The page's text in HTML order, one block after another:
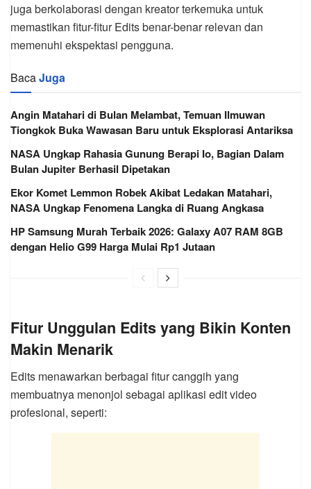
juga berkolaborasi dengan kreator terkemuka untuk
memastikan fitur-fitur Edits benar-benar relevan dan
memenuhi ekspektasi pengguna.
BacaJuga
Angin Matahari di Bulan Melambat, Temuan Ilmuwan
Tiongkok Buka Wawasan Baru untuk Eksplorasi Antariksa
NASA Ungkap Rahasia Gunung Berapi Io, Bagian Dalam
Bulan Jupiter Berhasil Dipetakan
Ekor Komet Lemmon Robek Akibat Ledakan Matahari,
NASA Ungkap Fenomena Langka di Ruang Angkasa
HP Samsung Murah Terbaik 2026: Galaxy A07 RAM 8GB
dengan Helio G99 Harga Mulai Rp1 Jutaan
Fitur Unggulan Edits yang Bikin Konten
Makin Menarik
Edits menawarkan berbagai fitur canggih yang
membuatnya menonjol sebagai aplikasi edit video
profesional, seperti: